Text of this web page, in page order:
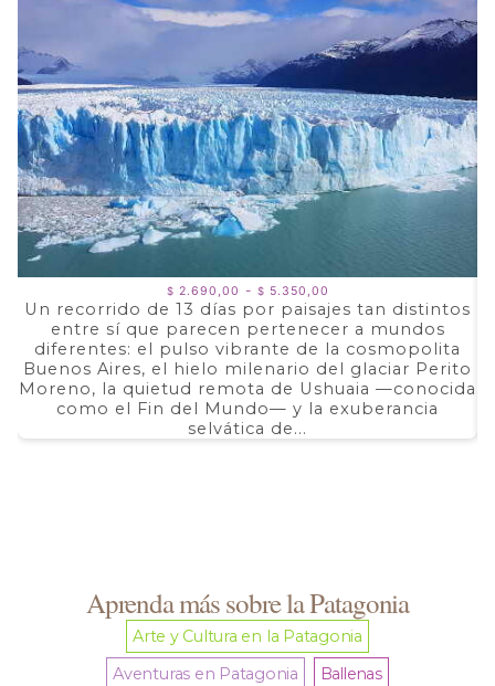
$ 2.690,00 - $ 5.350,00
de
precios:
desde
$ 2.690,00
hasta
$ 5.350,00
Un recorrido de 13 días por paisajes tan distintos
entre sí que parecen pertenecer a mundos
diferentes: el pulso vibrante de la cosmopolita
Buenos Aires, el hielo milenario del glaciar Perito
Moreno, la quietud remota de Ushuaia —conocida
como el Fin del Mundo— y la exuberancia
selvática de...
Aprenda más sobre la Patagonia
Arte y Cultura en la Patagonia
Aventuras en Patagonia
Ballenas